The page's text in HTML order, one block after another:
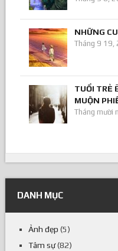
NHỮNG
Tháng 9 19,
TUỔI TRẺ
MUỘN
Tháng mười
DANH MỤC
Ảnh đẹp (5)
Tâm sự(82)